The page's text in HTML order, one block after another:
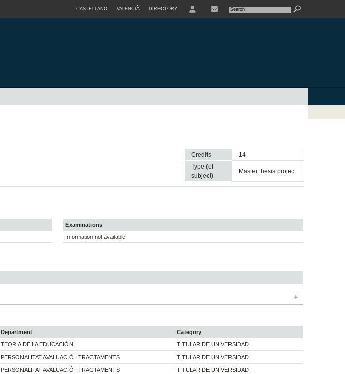
CASTELLANO VALENCIÀ DIRECTORY
Credits
14
Type (of
subject)
master thesis project
Examinations
Information not available
Department
Category
TEORIA DE LA EDUCACIÓN TITULAR DE UNIVERSIDAD
PERSONALITAT,AVALUACIÓ I TRACTAMENTS TITULAR DE UNIVERSIDAD
PERSONALITAT,AVALUACIÓ I TRACTAMENTS TITULAR DE UNIVERSIDAD